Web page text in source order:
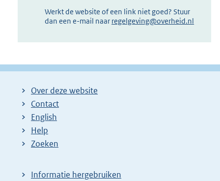
Werkt de website of een link niet goed? Stuur
dan een e-mail naar regelgeving@overheid.nl
Over deze website
Contact
English
Help
Zoeken
Informatie hergebruiken